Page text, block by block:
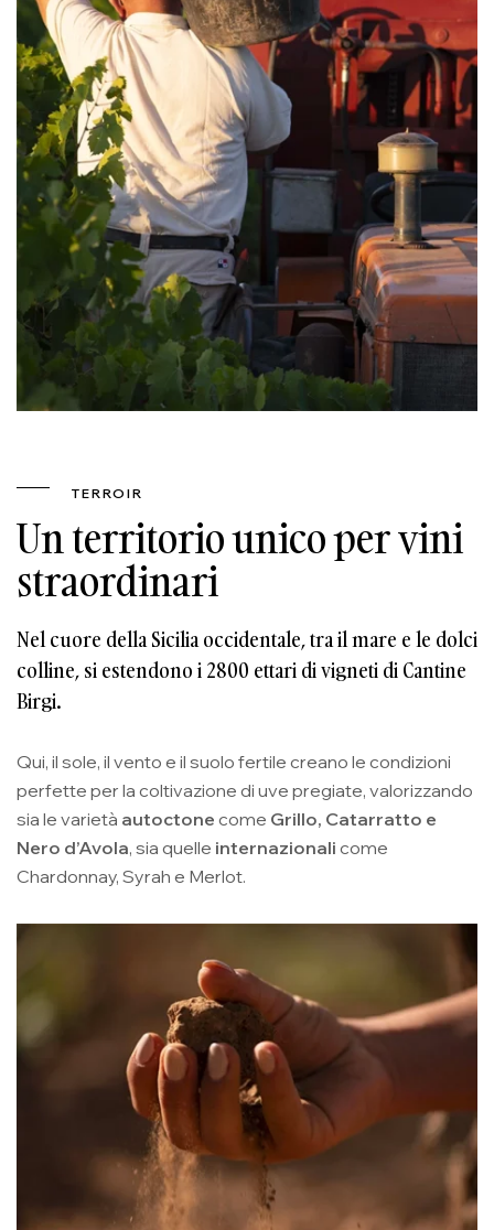
TERROIR
Un territorio unico per vini
straordinari
Nel cuore della Sicilia occidentale, tra il mare e le dolci
colline, si estendono i 2800 ettari di vigneti di Cantine
Birgi.
Qui, il sole, il vento e il suolo fertile creano le condizioni
perfette per la coltivazione di uve pregiate, valorizzando
sia le varietà autoctone come Grillo, Catarratto e
Nero d’Avola, sia quelle internazionali come
Chardonnay, Syrah e Merlot.